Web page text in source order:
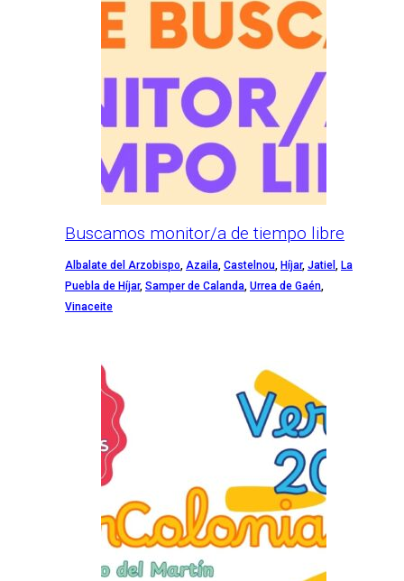
Buscamos monitor/a de tiempo libre
Albalate del Arzobispo, Azaila, Castelnou, Híjar, Jatiel , La
Puebla de Híjar, Samper de Calanda, Urrea de Gaén,
Vinaceite